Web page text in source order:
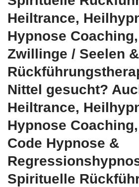
Heiltrance,
Hypnose
Zwillinge / Seelen &
Nittel gesucht?
Heiltrance,
Hypnose
Code Hypnose &
Spirituelle